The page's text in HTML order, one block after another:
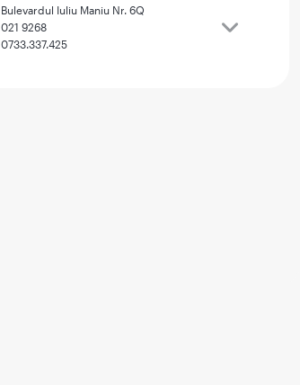
Bulevardul Iuliu Maniu Nr. 6Q
021 9268
0733.337.425